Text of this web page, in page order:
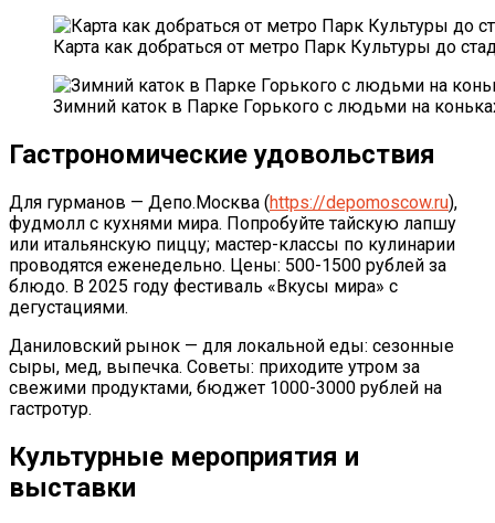
Карта как добраться от метро Парк Культуры до
Зимний каток в Парке Горького с людьми на
Гастрономические удовольствия
Для гурманов — Депо.Москва (https://depomoscow.ru),
фудмолл с кухнями мира. Попробуйте тайскую лапшу
или итальянскую пиццу; мастер-классы по кулинарии
проводятся еженедельно. Цены: 500-1500 рублей за
блюдо. В 2025 году фестиваль «Вкусы мира» с
дегустациями.
Даниловский рынок — для локальной еды: сезонные
сыры, мед, выпечка. Советы: приходите утром за
свежими продуктами, бюджет 1000-3000 рублей на
гастротур.
Культурные мероприятия и
выставки